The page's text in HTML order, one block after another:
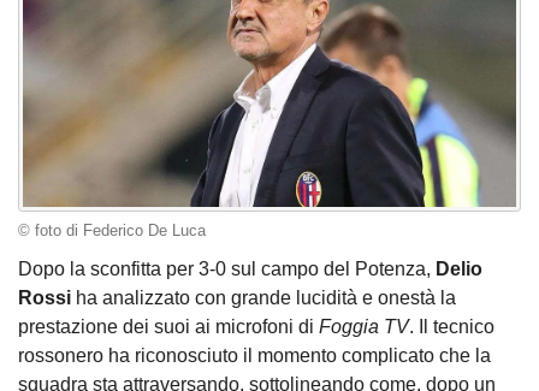
© foto di Federico De Luca
Dopo la sconfitta per 3-0 sul campo del Potenza, Delio
Rossi ha analizzato con grande lucidità e onestà la
prestazione dei suoi ai microfoni di Foggia TV. Il tecnico
rossonero ha riconosciuto il momento complicato che la
squadra sta attraversando, sottolineando come, dopo un